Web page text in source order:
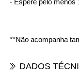
**Não acompanha
DADOS